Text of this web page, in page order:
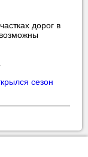
дорог в
сезон